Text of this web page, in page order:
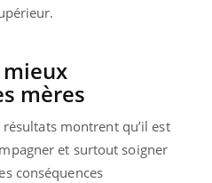
mieux
mères
montrent qu’il est
et surtout soigner
conséquences